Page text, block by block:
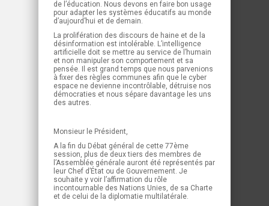
de l’éducation. Nous devons en faire bon usage
pour adapter les systèmes éducatifs au monde
d’aujourd’hui et de demain.
La prolifération des discours de haine et de la
désinformation est intolérable. L’intelligence
artificielle doit se mettre au service de l’humain
et non manipuler son comportement et sa
pensée. Il est grand temps que nous parvenions
à fixer des règles communes afin que le cyber
espace ne devienne incontrôlable, détruise nos
démocraties et nous sépare davantage les uns
des autres.
Monsieur le Président,
A la fin du Débat général de cette 77ème
session, plus de deux tiers des membres de
l’Assemblée générale auront été représentés par
leur Chef d’État ou de Gouvernement. Je
souhaite y voir l’affirmation du rôle
incontournable des Nations Unies, de sa Charte
et de celui de la diplomatie multilatérale.